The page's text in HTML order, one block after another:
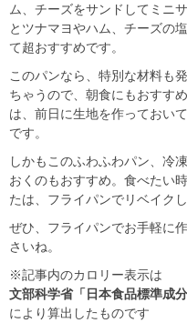
ム、チーズをサンドしてミニ
とツナマヨやハム、チーズの
て超おすすめです。
このパンなら、特別な材料も
ちゃうので、朝食にもおすす
は、前日に生地を作っておい
です。
しかもこのふわふわパン、冷
おくのもおすすめ。食べたい
たは、フライパンでリベイクし
ぜひ、フライパンでお手軽に
さいね。
※記事内のカロリー表示は
文部科学省「日本食品標準成
により算出したものです